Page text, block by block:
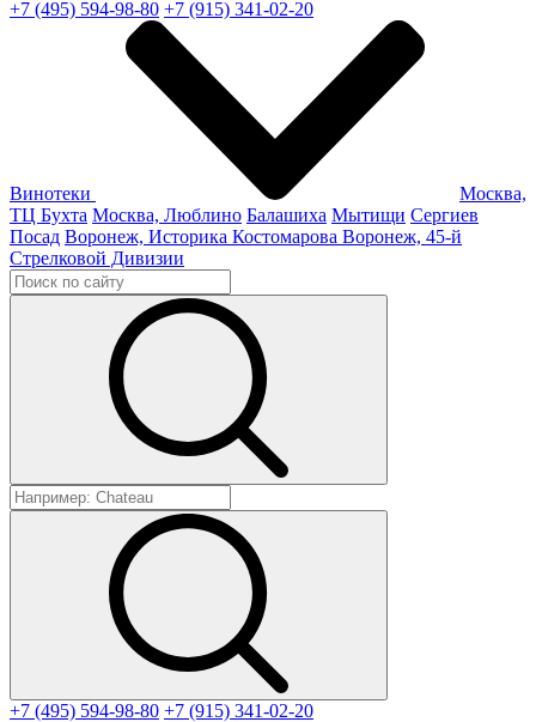
+7 (495) 594-98-80 +7 (915) 341-02-20
Винотеки
Москва,
ТЦ Бухта Москва, Люблино Балашиха Мытищи Сергиев
Посад Воронеж, Историка Костомарова Воронеж, 45-й
Стрелковой Дивизии
+7 (495) 594-98-80 +7 (915) 341-02-20